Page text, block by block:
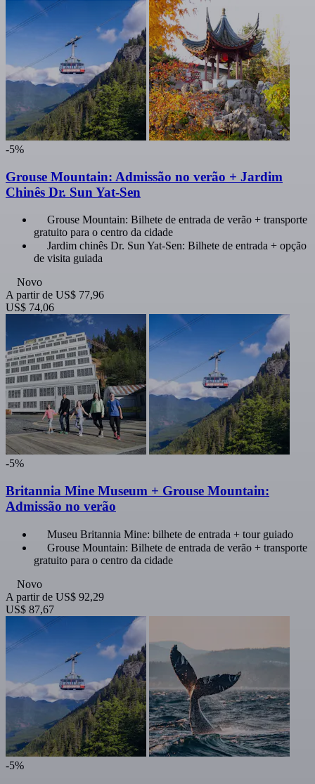
-5%
Grouse Mountain: Admissão no verão + Jardim
Chinês Dr. Sun Yat-Sen
Grouse Mountain: Bilhete de entrada de verão + transporte
gratuito para o centro da cidade
Jardim chinês Dr. Sun Yat-Sen: Bilhete de entrada + opção
de visita guiada
Novo
A partir de US$ 77,96
US$ 74,06
-5%
Britannia Mine Museum + Grouse Mountain:
Admissão no verão
Museu Britannia Mine: bilhete de entrada + tour guiado
Grouse Mountain: Bilhete de entrada de verão + transporte
gratuito para o centro da cidade
Novo
A partir de US$ 92,29
US$ 87,67
-5%